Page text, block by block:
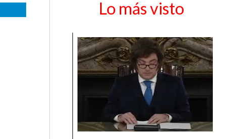
Lo más visto